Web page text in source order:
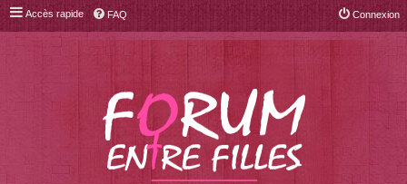
Accès rapide FAQ Connexion